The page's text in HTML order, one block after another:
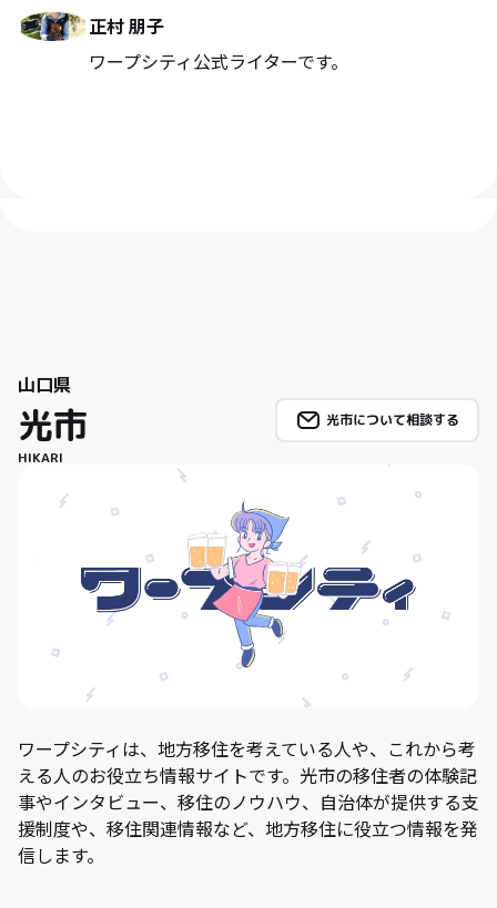
正村 朋子
ワープシティ公式ライターです。
山口県
光市
HIKARI
光市について相談する
ワープシティは、地方移住を考えている人や、これから考
える人のお役立ち情報サイトです。光市の移住者の体験記
事やインタビュー、移住のノウハウ、自治体が提供する支
援制度や、移住関連情報など、地方移住に役立つ情報を発
信します。